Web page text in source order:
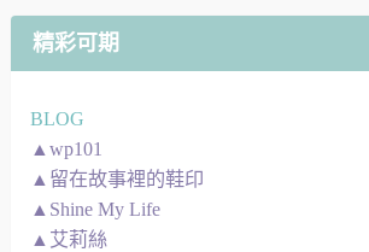
精彩可期
BLOG
▲wp101
▲留在故事裡的鞋印
▲Shine My Life
▲艾莉絲